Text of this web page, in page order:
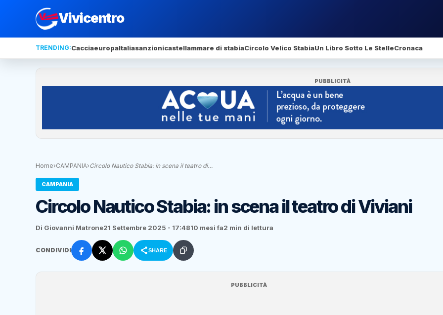
Vivicentro
TRENDING:CacciaeuropaItaliasanzionicastellammare di stabiaCircolo Velico StabiaUn Libro Sotto Le StelleCronaca
PUBBLICITÀ
Home›CAMPANIA›Circolo Nautico Stabia: in scena il teatro di…
CAMPANIA
Circolo Nautico Stabia: in scena il teatro di Viviani
Di Giovanni Matrone21 Settembre 2025 - 17:4810 mesi fa2 min di lettura
CONDIVIDI SHARE
PUBBLICITÀ